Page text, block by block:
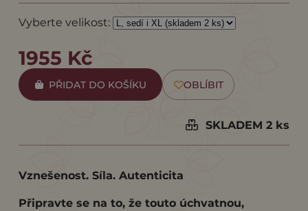
Vyberte velikost:
1955 Kč
PŘIDAT DO KOŠÍKU OBLÍBIT
SKLADEM 2 ks
Vznešenost. Síla. Autenticita
Připravte se na to, že touto úchvatnou,